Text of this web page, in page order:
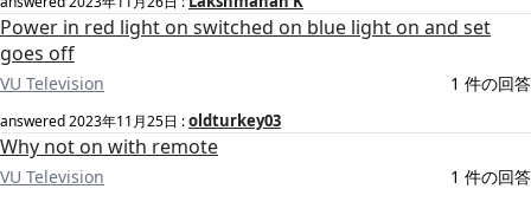
Power in red light on switched on blue light on and set
goes off
VU Television 1 件の回答
answered2023年11月25日 :oldturkey03
Why not on with remote
VU Television 1 件の回答